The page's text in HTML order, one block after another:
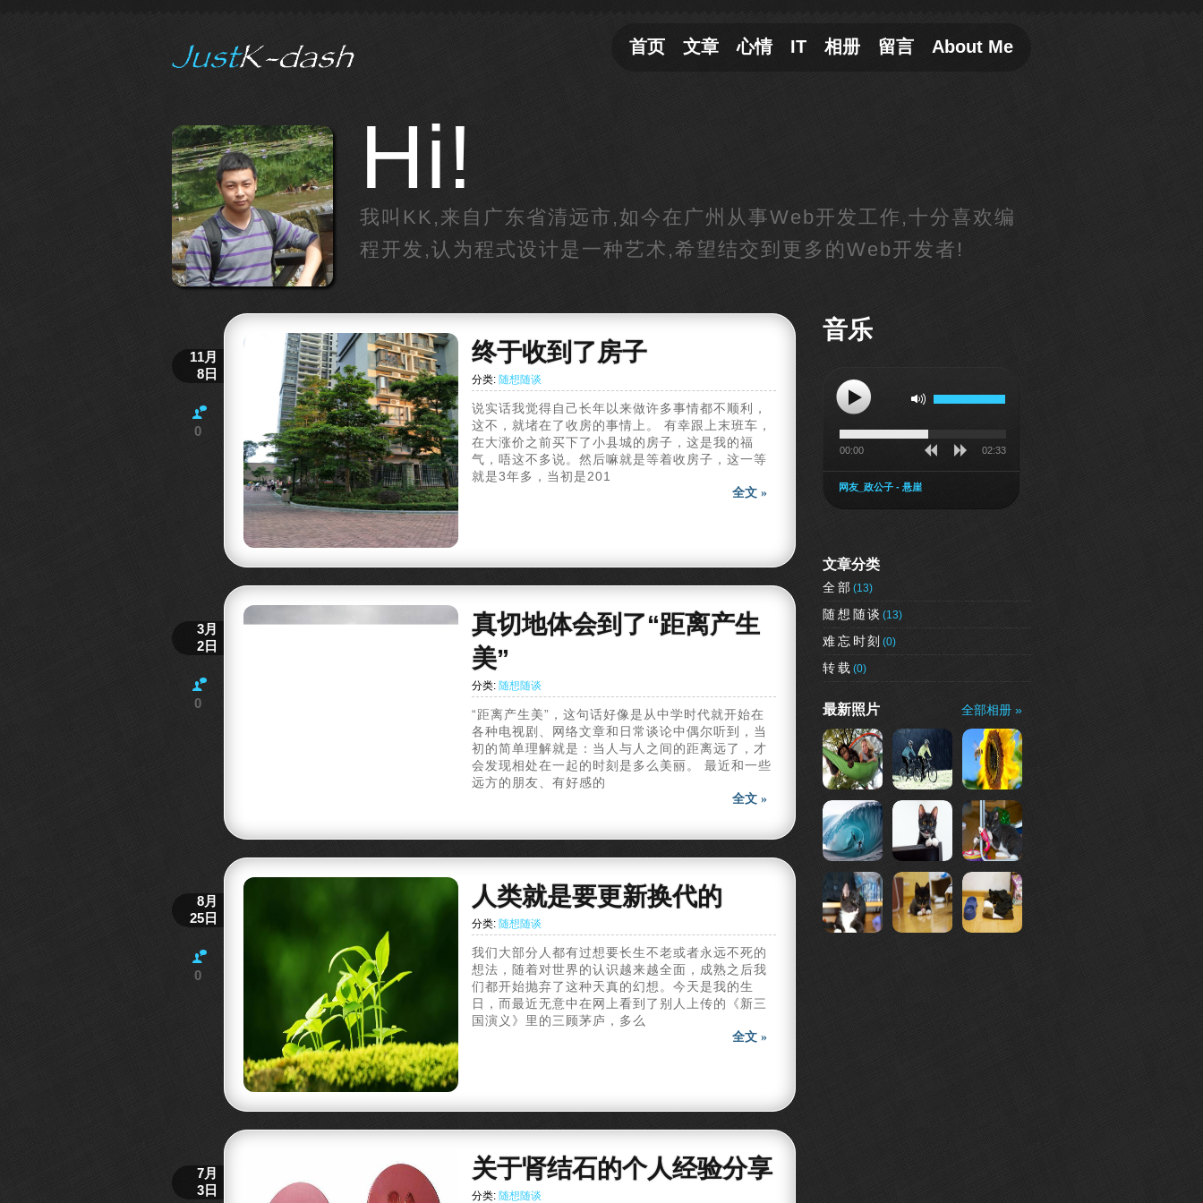
首页 文章 心情 IT 相册 留言 About Me
Hi!
我叫KK,来自广东省清远市,如今在广州从事Web开发工作,十分喜欢编
程开发,认为程式设计是一种艺术,希望结交到更多的Web开发者!
11月
8日
0
终于收到了房子
分类: 随想随谈
说实话我觉得自己长年以来做许多事情都不顺利，
这不，就堵在了收房的事情上。 有幸跟上末班车，
在大涨价之前买下了小县城的房子，这是我的福
气，唔这不多说。然后嘛就是等着收房子，这一等
就是3年多，当初是201
全文 »
3月
2日
0
真切地体会到了“距离产生
美”
分类: 随想随谈
“距离产生美”，这句话好像是从中学时代就开始在
各种电视剧、网络文章和日常谈论中偶尔听到，当
初的简单理解就是：当人与人之间的距离远了，才
会发现相处在一起的时刻是多么美丽。 最近和一些
远方的朋友、有好感的
全文 »
8月
25日
0
人类就是要更新换代的
分类: 随想随谈
我们大部分人都有过想要长生不老或者永远不死的
想法，随着对世界的认识越来越全面，成熟之后我
们都开始抛弃了这种天真的幻想。今天是我的生
日，而最近无意中在网上看到了别人上传的《新三
国演义》里的三顾茅庐，多么
全文 »
7月
3日
关于肾结石的个人经验分享
分类: 随想随谈
音乐
00:00 02:33
网友_政公子 - 悬崖
文章分类
全部 (13)
随想随谈(13)
难忘时刻(0)
转载 (0)
最新照片 全部相册 »